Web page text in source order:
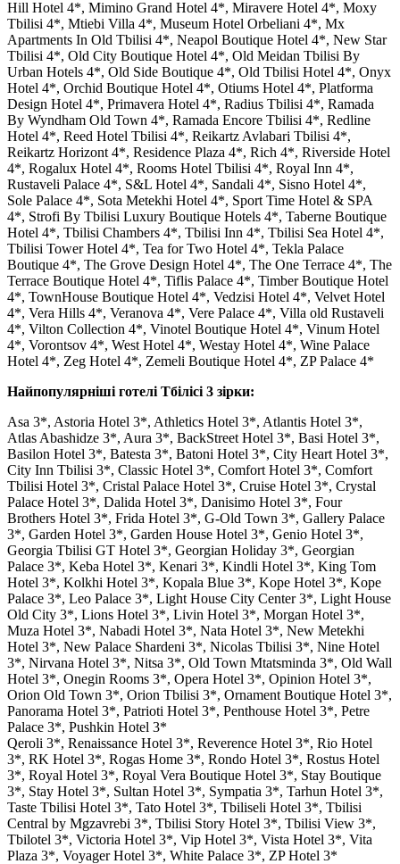
Hill Hotel 4*, Mimino Grand Hotel 4*, Miravere Hotel 4*, Moxy
Tbilisi 4*, Mtiebi Villa 4*, Museum Hotel Orbeliani 4*, Mx
Apartments In Old Tbilisi 4*, Neapol Boutique Hotel 4*, New Star
Tbilisi 4*, Old City Boutique Hotel 4*, Old Meidan Tbilisi By
Urban Hotels 4*, Old Side Boutique 4*, Old Tbilisi Hotel 4*, Onyx
Hotel 4*, Orchid Boutique Hotel 4*, Otiums Hotel 4*, Platforma
Design Hotel 4*, Primavera Hotel 4*, Radius Tbilisi 4*, Ramada
By Wyndham Old Town 4*, Ramada Encore Tbilisi 4*, Redline
Hotel 4*, Reed Hotel Tbilisi 4*, Reikartz Avlabari Tbilisi 4*,
Reikartz Horizont 4*, Residence Plaza 4*, Rich 4*, Riverside Hotel
4*, Rogalux Hotel 4*, Rooms Hotel Tbilisi 4*, Royal Inn 4*,
Rustaveli Palace 4*, S&L Hotel 4*, Sandali 4*, Sisno Hotel 4*,
Sole Palace 4*, Sota Metekhi Hotel 4*, Sport Time Hotel & SPA
4*, Strofi By Tbilisi Luxury Boutique Hotels 4*, Taberne Boutique
Hotel 4*, Tbilisi Chambers 4*, Tbilisi Inn 4*, Tbilisi Sea Hotel 4*,
Tbilisi Tower Hotel 4*, Tea for Two Hotel 4*, Tekla Palace
Boutique 4*, The Grove Design Hotel 4*, The One Terrace 4*, The
Terrace Boutique Hotel 4*, Tiflis Palace 4*, Timber Boutique Hotel
4*, TownHouse Boutique Hotel 4*, Vedzisi Hotel 4*, Velvet Hotel
4*, Vera Hills 4*, Veranova 4*, Vere Palace 4*, Villa old Rustaveli
4*, Vilton Collection 4*, Vinotel Boutique Hotel 4*, Vinum Hotel
4*, Vorontsov 4*, West Hotel 4*, Westay Hotel 4*, Wine Palace
Hotel 4*, Zeg Hotel 4*, Zemeli Boutique Hotel 4*, ZP Palace 4*
Найпопулярніші готелі Тбілісі 3 зірки:
Asa 3*, Astoria Hotel 3*, Athletics Hotel 3*, Atlantis Hotel 3*,
Atlas Abashidze 3*, Aura 3*, BackStreet Hotel 3*, Basi Hotel 3*,
Basilon Hotel 3*, Batesta 3*, Batoni Hotel 3*, City Heart Hotel 3*,
City Inn Tbilisi 3*, Classic Hotel 3*, Comfort Hotel 3*, Comfort
Tbilisi Hotel 3*, Cristal Palace Hotel 3*, Cruise Hotel 3*, Crystal
Palace Hotel 3*, Dalida Hotel 3*, Danisimo Hotel 3*, Four
Brothers Hotel 3*, Frida Hotel 3*, G-Old Town 3*, Gallery Palace
3*, Garden Hotel 3*, Garden House Hotel 3*, Genio Hotel 3*,
Georgia Tbilisi GT Hotel 3*, Georgian Holiday 3*, Georgian
Palace 3*, Keba Hotel 3*, Kenari 3*, Kindli Hotel 3*, King Tom
Hotel 3*, Kolkhi Hotel 3*, Kopala Blue 3*, Kope Hotel 3*, Kope
Palace 3*, Leo Palace 3*, Light House City Center 3*, Light House
Old City 3*, Lions Hotel 3*, Livin Hotel 3*, Morgan Hotel 3*,
Muza Hotel 3*, Nabadi Hotel 3*, Nata Hotel 3*, New Metekhi
Hotel 3*, New Palace Shardeni 3*, Nicolas Tbilisi 3*, Nine Hotel
3*, Nirvana Hotel 3*, Nitsa 3*, Old Town Mtatsminda 3*, Old Wall
Hotel 3*, Onegin Rooms 3*, Opera Hotel 3*, Opinion Hotel 3*,
Orion Old Town 3*, Orion Tbilisi 3*, Ornament Boutique Hotel 3*,
Panorama Hotel 3*, Patrioti Hotel 3*, Penthouse Hotel 3*, Petre
Palace 3*, Pushkin Hotel 3*
Qeroli 3*, Renaissance Hotel 3*, Reverence Hotel 3*, Rio Hotel
3*, RK Hotel 3*, Rogas Home 3*, Rondo Hotel 3*, Rostus Hotel
3*, Royal Hotel 3*, Royal Vera Boutique Hotel 3*, Stay Boutique
3*, Stay Hotel 3*, Sultan Hotel 3*, Sympatia 3*, Tarhun Hotel 3*,
Taste Tbilisi Hotel 3*, Tato Hotel 3*, Tbiliseli Hotel 3*, Tbilisi
Central by Mgzavrebi 3*, Tbilisi Story Hotel 3*, Tbilisi View 3*,
Tbilotel 3*, Victoria Hotel 3*, Vip Hotel 3*, Vista Hotel 3*, Vita
Plaza 3*, Voyager Hotel 3*, White Palace 3*, ZP Hotel 3*